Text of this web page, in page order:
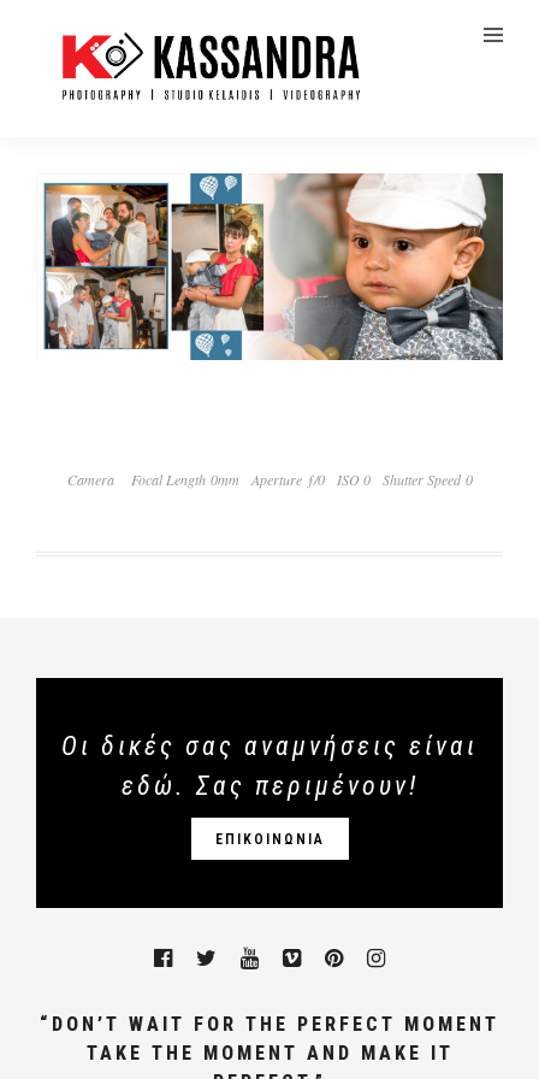
Camera Focal Length 0mm Aperture ƒ/0 ISO 0 Shutter Speed 0
Οι δικές σας αναμνήσεις είναι
εδώ. Σας περιμένουν!
ΕΠΙΚΟΙΝΩΝΙΑ
“DON’T WAIT FOR THE PERFECT MOMENT
TAKE THE MOMENT AND MAKE IT